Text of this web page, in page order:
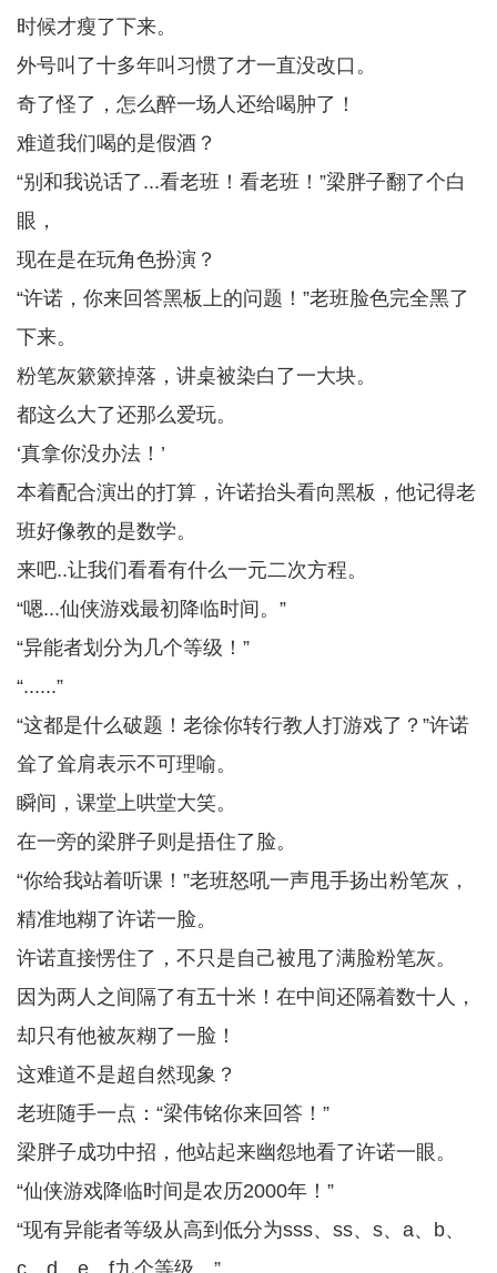
时候才瘦了下来。
外号叫了十多年叫习惯了才一直没改口。
奇了怪了，怎么醉一场人还给喝肿了！
难道我们喝的是假酒？
“别和我说话了...看老班！看老班！”梁胖子翻了个白
眼，
现在是在玩角色扮演？
“许诺，你来回答黑板上的问题！”老班脸色完全黑了
下来。
粉笔灰簌簌掉落，讲桌被染白了一大块。
都这么大了还那么爱玩。
‘真拿你没办法！’
本着配合演出的打算，许诺抬头看向黑板，他记得老
班好像教的是数学。
来吧..让我们看看有什么一元二次方程。
“嗯...仙侠游戏最初降临时间。”
“异能者划分为几个等级！”
“......”
“这都是什么破题！老徐你转行教人打游戏了？”许诺
耸了耸肩表示不可理喻。
瞬间，课堂上哄堂大笑。
在一旁的梁胖子则是捂住了脸。
“你给我站着听课！”老班怒吼一声甩手扬出粉笔灰，
精准地糊了许诺一脸。
许诺直接愣住了，不只是自己被甩了满脸粉笔灰。
因为两人之间隔了有五十米！在中间还隔着数十人，
却只有他被灰糊了一脸！
这难道不是超自然现象？
老班随手一点：“梁伟铭你来回答！”
梁胖子成功中招，他站起来幽怨地看了许诺一眼。
“仙侠游戏降临时间是农历2000年！”
“现有异能者等级从高到低分为sss、ss、s、a、b、
c、d、e、f九个等级。”